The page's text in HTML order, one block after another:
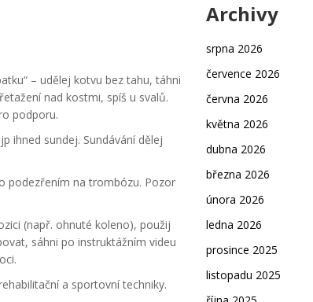
– udělej kotvu bez tahu, táhni
nad kostmi, spíš u svalů.
podporu.
ihned sundej. Sundávání dělej
podezřením na trombózu. Pozor
(např. ohnuté koleno), použij
sáhni po instruktážním videu
a sportovní techniky.
Archivy
srpna 2026
července 2026
června 2026
května 2026
dubna 2026
března 2026
února 2026
ledna 2026
prosince 2025
listopadu 2025